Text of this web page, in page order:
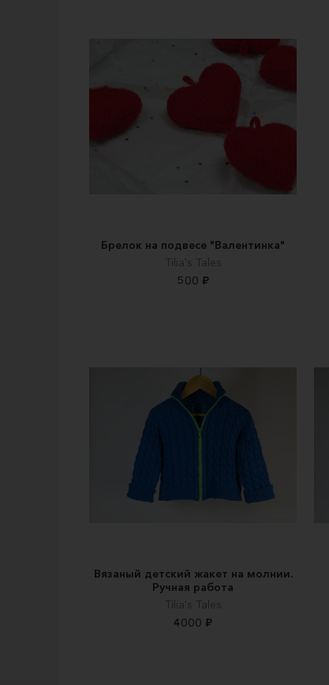
Брелок на подвесе "Валентинка"
Tilia's Tales
500 ₽
Вязаный детский жакет на молнии.
Ручная работа
Tilia's Tales
4000 ₽